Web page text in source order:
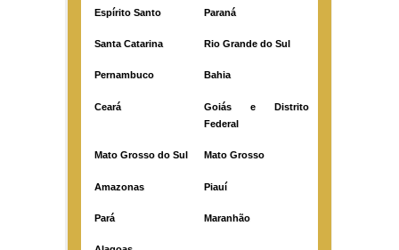
Espírito Santo Paraná
Santa Catarina Rio Grande do Sul
Pernambuco Bahia
Ceará
Goiás e Distrito
Federal
Mato Grosso do Sul Mato Grosso
Amazonas Piauí
Pará Maranhão